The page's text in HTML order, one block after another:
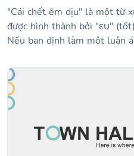
"Cái chết êm dịu" là một từ
được hình thành bởi "ευ"
Nếu bạn định làm một luận
về trợ tử là gì, các kỹ thuật
thể truy cập nó hoặc tranh
slide cung cấp một phong
kế để làm cho thông tin của
của bạn thành công.